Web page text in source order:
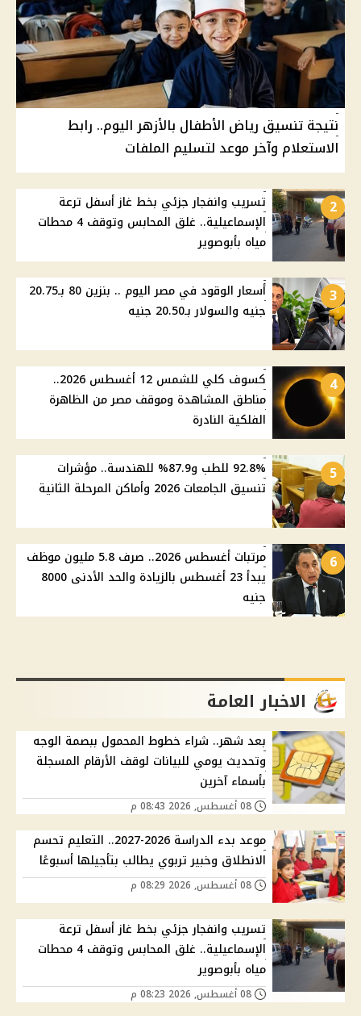
نتيجة تنسيق رياض الأطفال بالأزهر اليوم.. رابط
الاستعلام وآخر موعد لتسليم الملفات
2
تسريب وانفجار جزئي بخط غاز أسفل ترعة
الإسماعيلية.. غلق المحابس وتوقف 4 محطات
مياه بأبوصوير
3
أسعار الوقود في مصر اليوم .. بنزين 80 بـ20.75
جنيه والسولار بـ20.50 جنيه
4
كسوف كلي للشمس 12 أغسطس 2026..
مناطق المشاهدة وموقف مصر من الظاهرة
الفلكية النادرة
5
92.8% للطب و87.9% للهندسة.. مؤشرات
تنسيق الجامعات 2026 وأماكن المرحلة الثانية
6
مرتبات أغسطس 2026.. صرف 5.8 مليون موظف
يبدأ 23 أغسطس بالزيادة والحد الأدنى 8000
جنيه
الاخبار العامة
بعد شهر.. شراء خطوط المحمول ببصمة الوجه
وتحديث يومي للبيانات لوقف الأرقام المسجلة
بأسماء آخرين
موعد بدء الدراسة 2026-2027.. التعليم تحسم
الانطلاق وخبير تربوي يطالب بتأجيلها أسبوعًا
تسريب وانفجار جزئي بخط غاز أسفل ترعة
الإسماعيلية.. غلق المحابس وتوقف 4 محطات
مياه بأبوصوير